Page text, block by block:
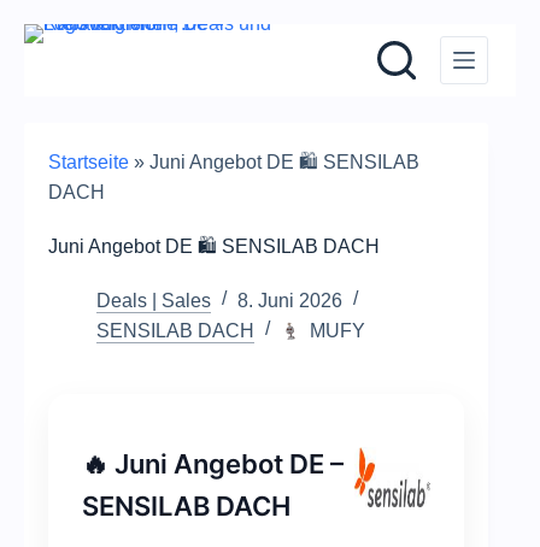
Zum
Startseite » Juni Angebot DE 🛍️ SENSILAB
DACH
Juni Angebot DE 🛍️ SENSILAB DACH
Deals | Sales
8. Juni 2026
SENSILAB DACH
MUFY
🔥 Juni Angebot DE –
SENSILAB DACH